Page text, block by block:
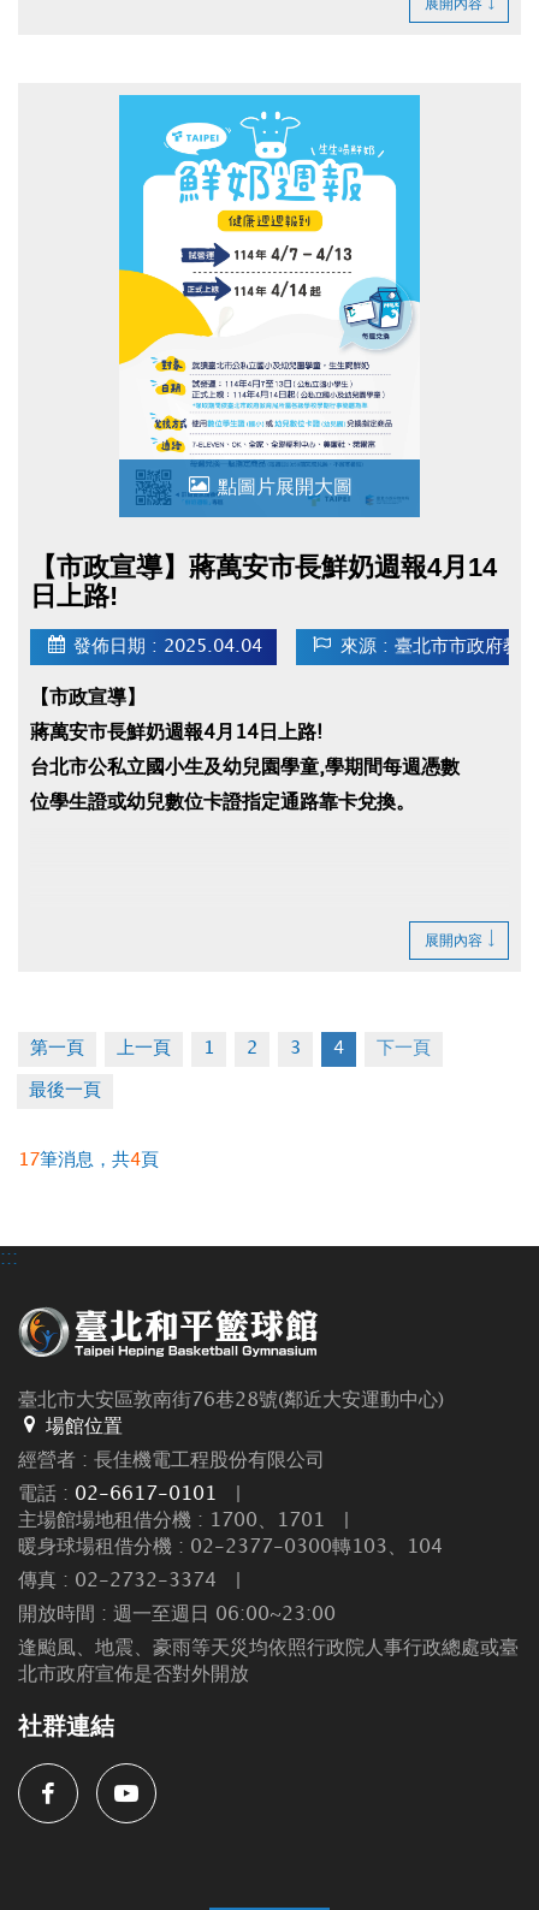
展開內容
點圖片展開大圖
【市政宣導】蔣萬安市長鮮奶週報4月14
日上路!
發佈日期 : 2025.04.04 來源 : 臺北市市政府教
【市政宣導】
蔣萬安市長鮮奶週報4月14日上路!
台北市公私立國小生及幼兒園學童,學期間每週憑數
位學生證或幼兒數位卡證指定通路靠卡兌換。
展開內容
第一頁 上一頁 1 2 3 4 下一頁
最後一頁
17筆消息，共4 頁
:::
臺北市大安區敦南街76巷28號(鄰近大安運動中心)
場館位置
經營者 : 長佳機電工程股份有限公司
電話 : 02-6617-0101
主場館場地租借分機 : 1700、1701
暖身球場租借分機 : 02-2377-0300轉103、104
傳真 : 02-2732-3374
開放時間 : 週一至週日 06:00~23:00
逢颱風、地震、豪雨等天災均依照行政院人事行政總處或臺
北市政府宣佈是否對外開放
社群連結
FacebookYoutube